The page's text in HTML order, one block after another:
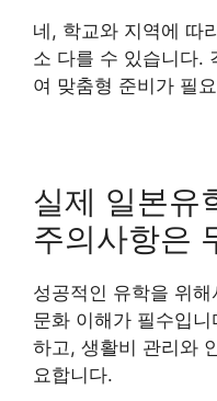
네, 학교와 지역에 따
소 다를 수 있습니다.
여 맞춤형 준비가 필
실제 일본유
주의사항은
성공적인 유학을 위
문화 이해가 필수입
하고, 생활비 관리와
요합니다.